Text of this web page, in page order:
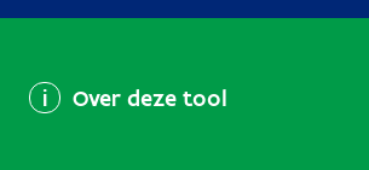
Over deze tool